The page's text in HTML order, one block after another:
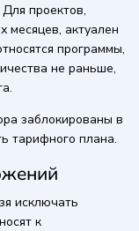
проектов,
месяцев, актуален
программы,
не раньше,
заблокированы в
тарифного плана.
исключать
к